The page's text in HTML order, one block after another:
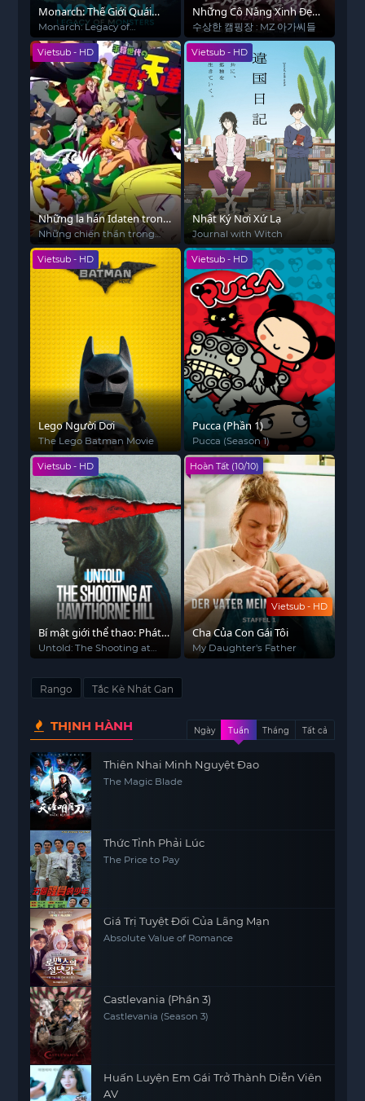
Monarch: Thế Giới Quái
Thú (Phần 2)
Monarch: Legacy of
Monsters (Season 2)
Những Cô Nàng Xinh Đẹp
Ở Khu Cắm Trại
수상한 캠핑장 : MZ 아가씨들
Vietsub - HD
Những la hán Idaten trong
thời bình
Những chiến thần trong
thời bình Heion Sedai no
Idaten-tachi
Vietsub - HD
Nhật Ký Nơi Xứ Lạ
Journal with Witch
Vietsub - HD
Lego Người Dơi
The Lego Batman Movie
Vietsub - HD
Pucca (Phần 1)
Pucca (Season 1)
Vietsub - HD
Bí mật giới thể thao: Phát
súng ở Hawthorne Hill
Untold: The Shooting at
Vietsub - HD
Hoàn Tất (10/10)
Cha Của Con Gái Tôi
My Daughter's Father
Rango Tắc Kè Nhát Gan
THỊNH HÀNH Ngày Tuần Tháng Tất cả
Thiên Nhai Minh Nguyệt Đao
The Magic Blade
Thức Tỉnh Phải Lúc
The Price to Pay
Giá Trị Tuyệt Đối Của Lãng Mạn
Absolute Value of Romance
Castlevania (Phần 3)
Castlevania (Season 3)
Huấn Luyện Em Gái Trở Thành Diễn Viên
AV